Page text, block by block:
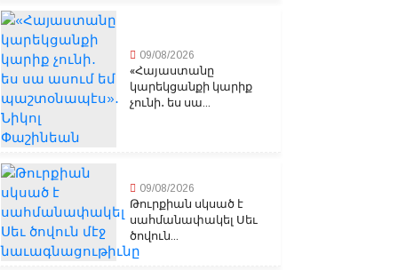
09/08/2026
«Հայաստանը
կարեկցանքի կարիք
չունի․ ես սա...
09/08/2026
Թուրքիան սկսած է
սահմանափակել Սեւ
ծովուն...